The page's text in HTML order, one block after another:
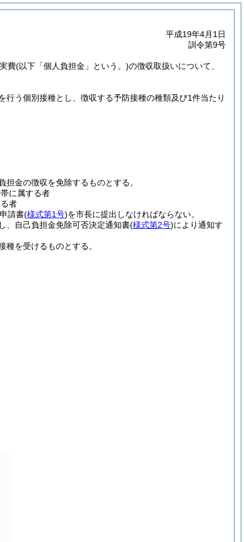
平成19年4月1日
訓令第9号
費(以下「個人負担金」という。)の徴収取扱いについて、
う個別接種とし、徴収する予防接種の種類及び1件当たり
金の徴収を免除するものとする。
に属する者
者
請書(様式第1号)を市長に提出しなければならない。
、自己負担金免除可否決定通知書(様式第2号)により通知す
種を受けるものとする。